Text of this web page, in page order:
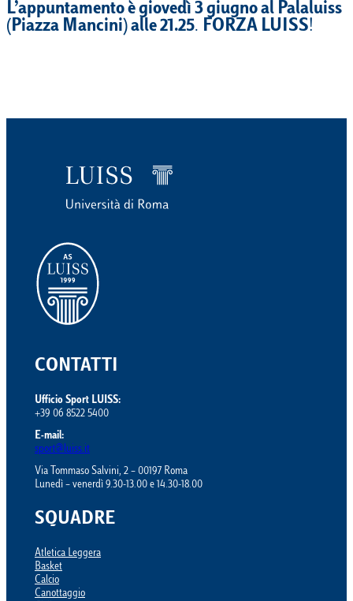
L’appuntamento è giovedì 3 giugno al Palaluiss
(Piazza Mancini) alle 21.25. FORZA LUISS!
CONTATTI
Ufficio Sport LUISS:
+39 06 8522 5400
E-mail:
sport@luiss.it
Via Tommaso Salvini, 2 – 00197 Roma
Lunedì – venerdì 9.30-13.00 e 14.30-18.00
SQUADRE
Atletica Leggera
Basket
Calcio
Canottaggio